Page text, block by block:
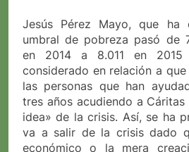
Jesús Pérez Mayo, que ha
umbral de pobreza pasó de
en 2014 a 8.011 en
considerado en relación a
las personas que han
tres años acudiendo a
idea» de la crisis. Así, se ha
va a salir de la crisis dado
económico o la mera